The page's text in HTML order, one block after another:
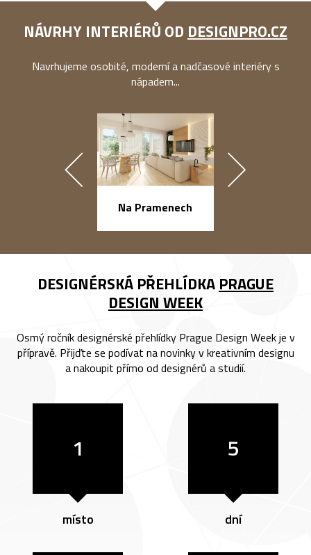
NÁVRHY INTERIÉRŮ OD DESIGNPRO.CZ
Navrhujeme osobité, moderní a nadčasové interiéry s
nápadem...
Na Pramenech
DESIGNÉRSKÁ PŘEHLÍDKA PRAGUE
DESIGN WEEK
Osmý ročník designérské přehlídky Prague Design Week je v
přípravě. Přijďte se podívat na novinky v kreativním designu
a nakoupit přímo od designérů a studií.
1
místo
5
dní